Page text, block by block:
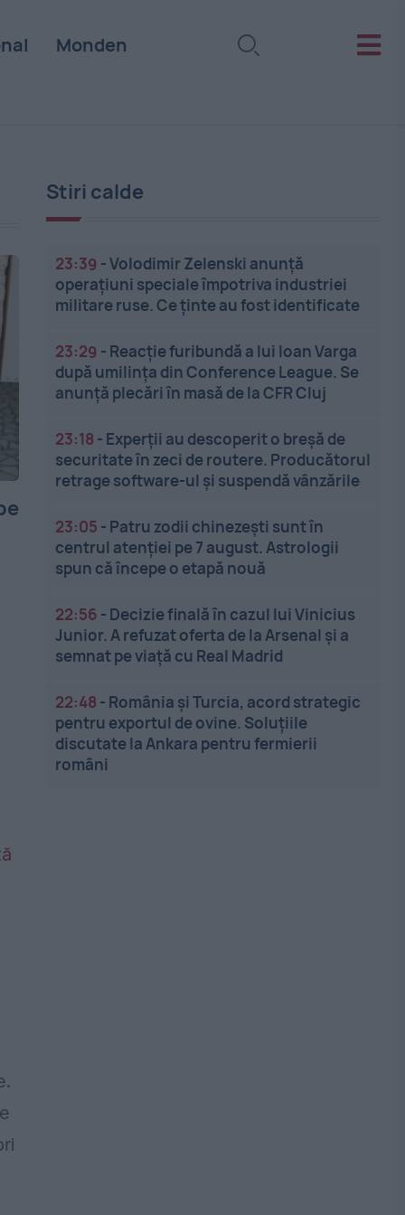
Monden
Stiri calde
23:39 -Volodimir Zelenski anunță
operațiuni speciale împotriva industriei
militare ruse. Ce ținte au fost identificate
23:29 - Reacție furibundă a lui Ioan Varga
după umilința din Conference League. Se
anunță plecări în masă de la CFR Cluj
23:18 - Experții au descoperit o breșă de
securitate în zeci de routere. Producătorul
retrage software-ul și suspendă vânzările
23:05 - Patru zodii chinezești sunt în
centrul atenției pe 7 august. Astrologii
spun că începe o etapă nouă
22:56 - Decizie finală în cazul lui Vinicius
Junior. A refuzat oferta de la Arsenal și a
semnat pe viață cu Real Madrid
22:48 - România și Turcia, acord strategic
pentru exportul de ovine. Soluțiile
discutate la Ankara pentru fermierii
români